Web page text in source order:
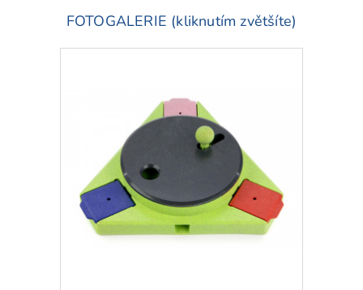
FOTOGALERIE (kliknutím zvětšíte)